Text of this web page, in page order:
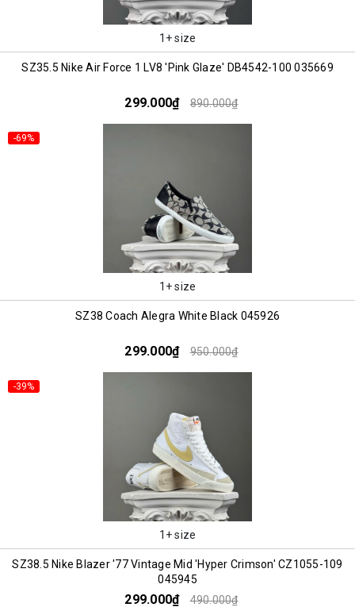
1+ size
SZ35.5 Nike Air Force 1 LV8 'Pink Glaze' DB4542-100 035669
299.000₫ 890.000₫
-69%
1+ size
SZ38 Coach Alegra White Black 045926
299.000₫ 950.000₫
-39%
1+ size
SZ38.5 Nike Blazer '77 Vintage Mid 'Hyper Crimson' CZ1055-109
045945
299.000₫ 490.000₫